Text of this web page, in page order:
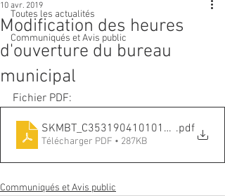
Toutes les actualités
Communiqués et Avis public
Modification des heures
d'ouverture du bureau
municipal
10 avr. 2019
Fichier PDF:
SKMBT_C35319041010110 .pdf
Télécharger PDF • 287KB
Communiqués et Avis public